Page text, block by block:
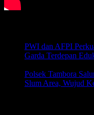
PWI dan AFPI
Garda Terdepan
Polsek Tambora
Slum Area, Wujud